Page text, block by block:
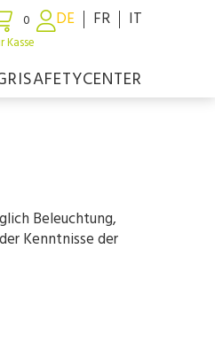
0
Kasse
DE FR IT
Beleuchtung,
Kenntnisse der